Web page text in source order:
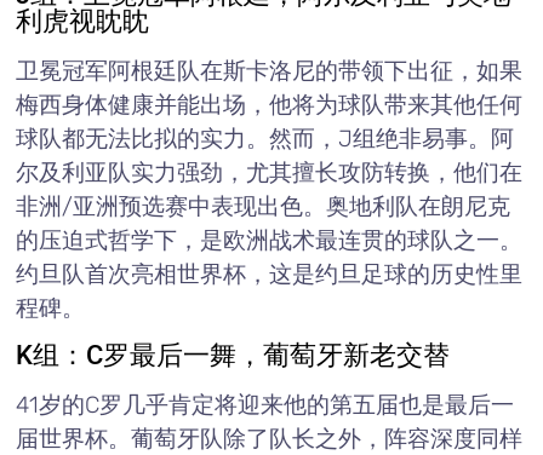
利虎视眈眈
卫冕冠军阿根廷队在斯卡洛尼的带领下出征，如果
梅西身体健康并能出场，他将为球队带来其他任何
球队都无法比拟的实力。然而，J组绝非易事。阿
尔及利亚队实力强劲，尤其擅长攻防转换，他们在
非洲/亚洲预选赛中表现出色。奥地利队在朗尼克
的压迫式哲学下，是欧洲战术最连贯的球队之一。
约旦队首次亮相世界杯，这是约旦足球的历史性里
程碑。
K组：C罗最后一舞，葡萄牙新老交替
41岁的C罗几乎肯定将迎来他的第五届也是最后一
届世界杯。葡萄牙队除了队长之外，阵容深度同样